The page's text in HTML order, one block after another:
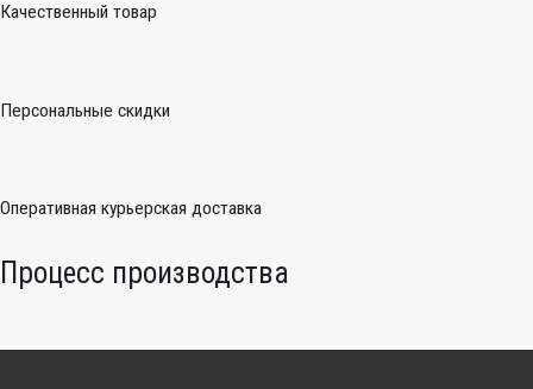
Качественный товар
Персональные скидки
Оперативная курьерская доставка
Процесс производства